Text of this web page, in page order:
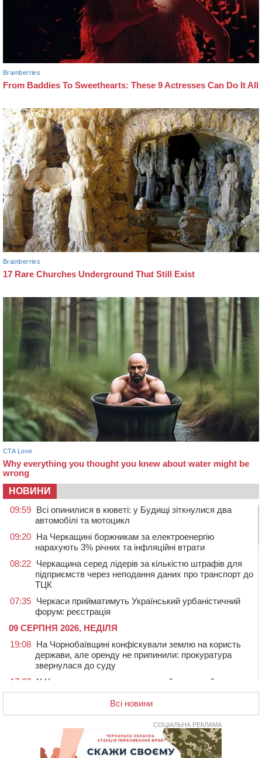
НОВИНИ
09:59 Всі опинилися в кюветі: у Будищі зіткнулися два
автомобілі та мотоцикл
09:20 На Черкащині боржникам за електроенергію
нарахують 3% річних та інфляційні втрати
08:22 Черкащина серед лідерів за кількістю штрафів для
підприємств через неподання даних про транспорт до
ТЦК
07:35 Черкаси прийматимуть Український урбаністичний
форум: реєстрація
09 СЕРПНЯ 2026, НЕДІЛЯ
19:08 На Чорнобаївщині конфіскували землю на користь
держави, але оренду не припинили: прокуратура
звернулася до суду
17:27 У Черкасах триває завершальний етап прийому заяв
на літній відпочинок дітей пільгових категорій
«Будеш пожежним!»: рятувальник з Умані про
Від початку року на водоймах Черкащини загинули
37 людей, серед них 2 дітей
Всі новини
СОЦІАЛЬНА РЕКЛАМА